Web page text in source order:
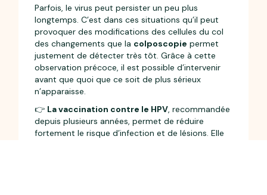
Parfois, le virus peut persister un peu plus
longtemps. C’est dans ces situations qu’il peut
provoquer des modifications des cellules du col
des changements que la colposcopie permet
justement de détecter très tôt. Grâce à cette
observation précoce, il est possible d’intervenir
avant que quoi que ce soit de plus sérieux
n’apparaisse.
👉 La vaccination contre le HPV, recommandée
depuis plusieurs années, permet de réduire
fortement le risque d’infection et de lésions. Elle